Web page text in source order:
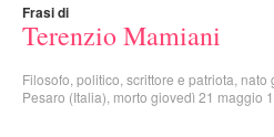
Frasi di
Terenzio Mamiani
Filosofo, politico, scrittore e patriota,
Pesaro (Italia), morto giovedì 21 maggio